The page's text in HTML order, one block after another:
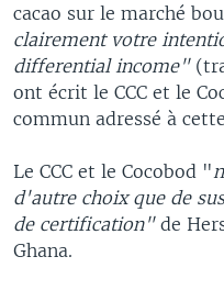
cacao sur le marché
clairement votre
differential income"
ont écrit le CCC et le
commun adressé à
Le CCC et le Cocobod "
d'autre choix que de
de certification" de
Ghana.